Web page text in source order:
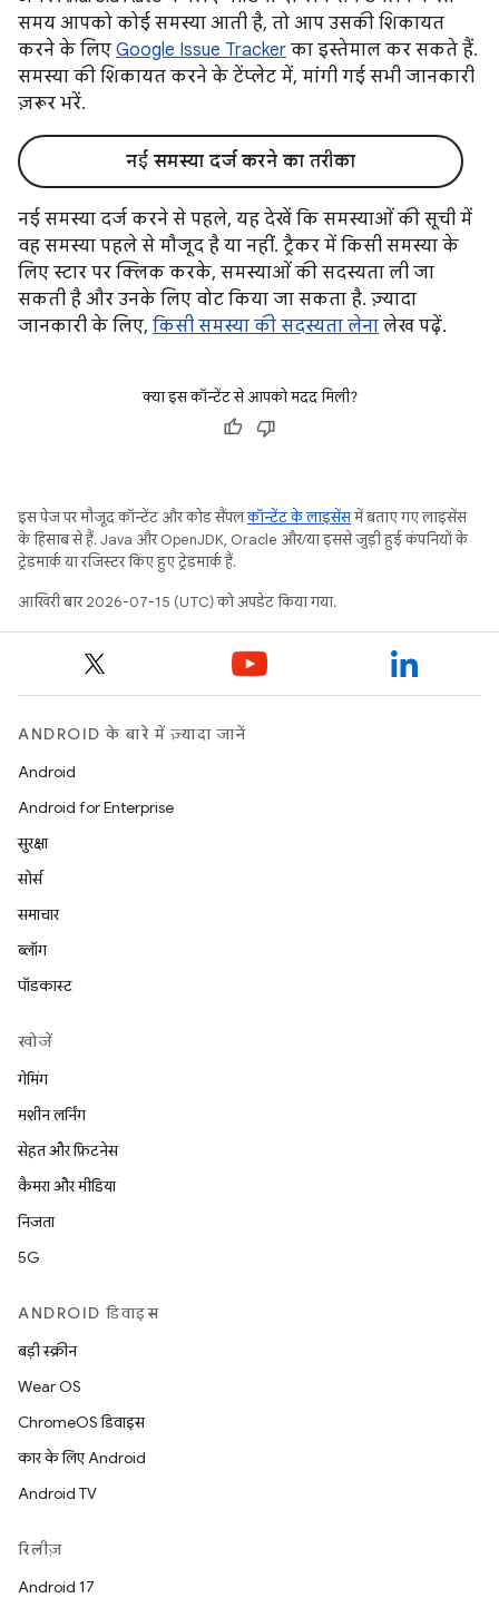
समय आपको कोई समस्या आती है, तो आप उसकी शिकायत
करने के लिए Google Issue Tracker का इस्तेमाल कर सकते हैं.
समस्या की शिकायत करने के टेंप्लेट में, मांगी गई सभी जानकारी
ज़रूर भरें.
नई समस्या दर्ज करने का तरीका
नई समस्या दर्ज करने से पहले, यह देखें कि समस्याओं की सूची में
वह समस्या पहले से मौजूद है या नहीं. ट्रैकर में किसी समस्या के
लिए स्टार पर क्लिक करके, समस्याओं की सदस्यता ली जा
सकती है और उनके लिए वोट किया जा सकता है. ज़्यादा
जानकारी के लिए, किसी समस्या की सदस्यता लेना लेख पढ़ें.
क्या इस कॉन्टेंट से आपको मदद मिली?
इस पेज पर मौजूद कॉन्टेंट और कोड सैंपलकॉन्टेंट के लाइसेंसमें बताए गए लाइसेंस
के हिसाब से हैं. Java और OpenJDK, Oracle और/या इससे जुड़ी हुई कंपनियों के
ट्रेडमार्क या रजिस्टर किए हुए ट्रेडमार्क हैं.
आखिरी बार 2026-07-15 (UTC) को अपडेट किया गया.
ANDROID के बारे में ज़्यादा जानें
Android
Android for Enterprise
सुरक्षा
सोर्स
समाचार
ब्लॉग
पॉडकास्ट
खोजें
गेमिंग
मशीन लर्निंग
सेहत और फ़िटनेस
कैमरा और मीडिया
निजता
5G
ANDROID डिवाइस
बड़ी स्क्रीन
Wear OS
ChromeOS डिवाइस
कार के लिए Android
Android TV
रिलीज़
Android 17